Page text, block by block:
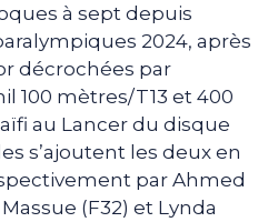
à sept depuis
2024, après
décrochées par
100 mètres/T13 et 400
au Lancer du disque
s’ajoutent les deux en
par Ahmed
(F32) et Lynda